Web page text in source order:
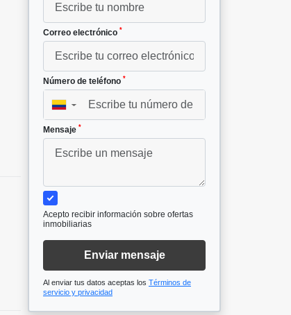
Correo electrónico *
Número de teléfono *
▼
Mensaje *
Acepto recibir información sobre ofertas
inmobiliarias
Enviar mensaje
Al enviar tus datos aceptas los Términos de
servicio y privacidad